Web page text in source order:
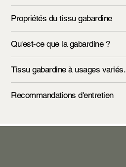
Propriétés du tissu gabardine
Qu'est-ce que la gabardine ?
Tissu gabardine à usages variés.
Recommandations d'entretien